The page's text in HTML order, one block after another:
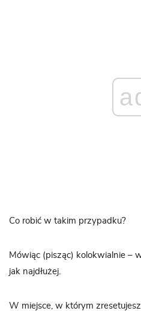
Co robić w takim przypadku?
Mówiąc (pisząc) kolokwialnie –
jak najdłużej.
W miejsce, w którym zresetujesz